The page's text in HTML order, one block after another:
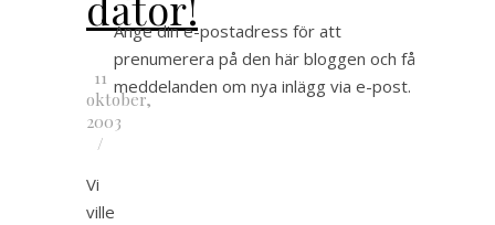
11
oktober,
2003
/
Vi
ville
Ange din e-postadress för att
prenumerera på den här bloggen och få
meddelanden om nya inlägg via e-post.